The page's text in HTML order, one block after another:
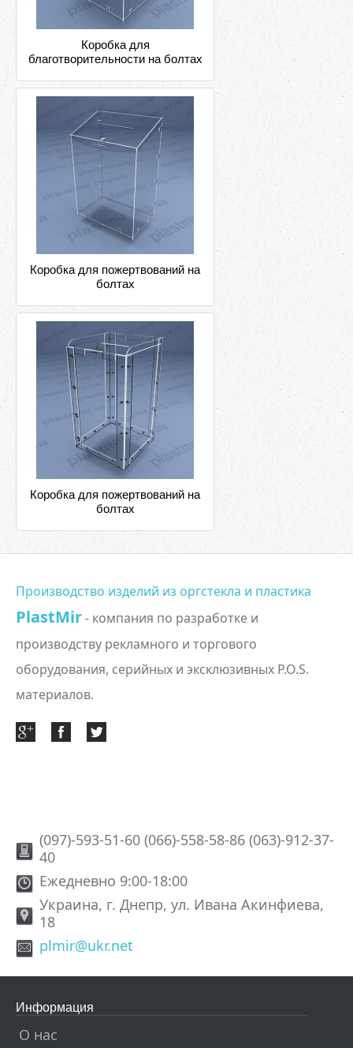
Коробка для
благотворительности на болтах
Коробка для пожертвований на
болтах
Коробка для пожертвований на
болтах
Производство изделий из оргстекла и пластика
PlastMir- компания по разработке и
производству рекламного и торгового
оборудования, серийных и эксклюзивных P.O.S.
материалов.
(097)-593-51-60 (066)-558-58-86 (063)-912-37-
40
Ежедневно 9:00-18:00
Украина, г. Днепр, ул. Ивана Акинфиева,
18
plmir@ukr.net
Информация
О нас